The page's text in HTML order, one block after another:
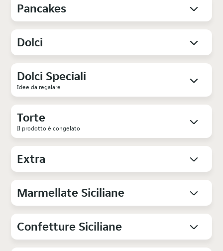
Pancakes
Dolci
Dolci Speciali
Idee da regalare
Torte
Il prodotto è congelato
Extra
Marmellate Siciliane
Confetture Siciliane